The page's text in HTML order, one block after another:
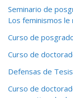
Seminario de
Los feminismos le
Curso de
Curso de
Defensas de
Curso de